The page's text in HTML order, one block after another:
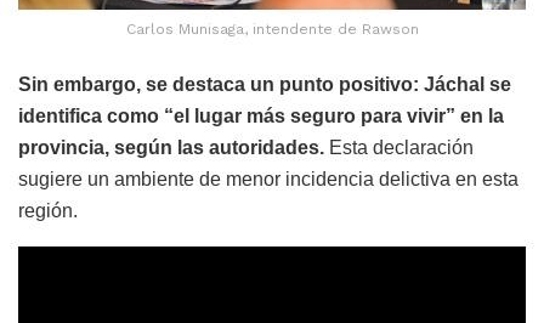
Carlos Munisaga, intendente de Rawson
Sin embargo, se destaca un punto positivo: Jáchal se
identifica como “el lugar más seguro para vivir” en la
provincia, según las autoridades. Esta declaración
sugiere un ambiente de menor incidencia delictiva en esta
región.